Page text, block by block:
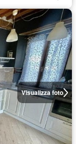
Visualizza foto